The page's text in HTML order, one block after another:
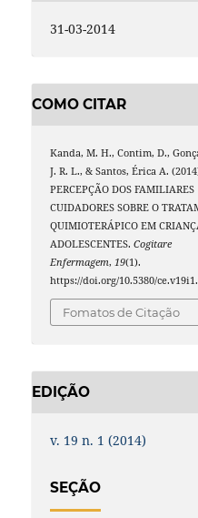
31-03-2014
COMO CITAR
Kanda, M. H., Contim, D.,
J. R. L., & Santos, Érica A.
PERCEPÇÃO DOS FAMILIARES
CUIDADORES SOBRE O
QUIMIOTERÁPICO EM
ADOLESCENTES.Cogitare
Enfermagem, 19(1).
https://doi.org/10.5380/
Fomatos de Citação
EDIÇÃO
v. 19 n. 1 (2014)
SEÇÃO